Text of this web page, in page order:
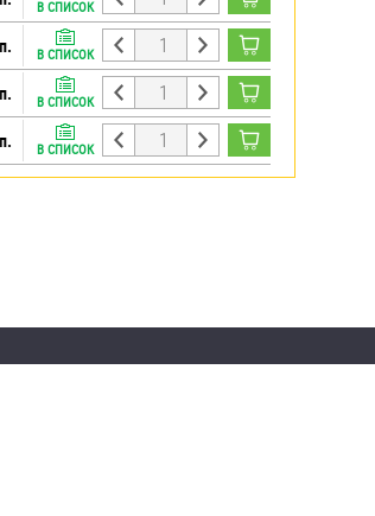
В СПИСОК
В СПИСОК
В СПИСОК
В СПИСОК